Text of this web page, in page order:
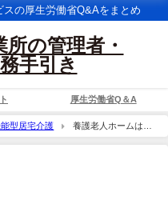
の厚生労働省Q&Aをまとめ
の管理者・
手引き
厚生労働省Q＆A
型居宅介護
養護老人ホームは措
が行われているところであり、養護
多機能型居宅介護を利用した場合、